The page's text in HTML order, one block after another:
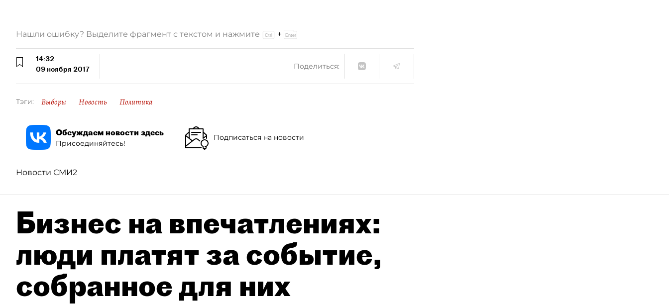
Нашли ошибку? Выделите фрагмент с текстом и нажмите +
14:32
09 ноября 2017
Поделиться:
Тэги: Выборы Новость Политика
Обсуждаем новости здесь
Присоединяйтесь!
Подписаться на новости
Новости СМИ2
Бизнес на впечатлениях:
люди платят за событие,
собранное для них